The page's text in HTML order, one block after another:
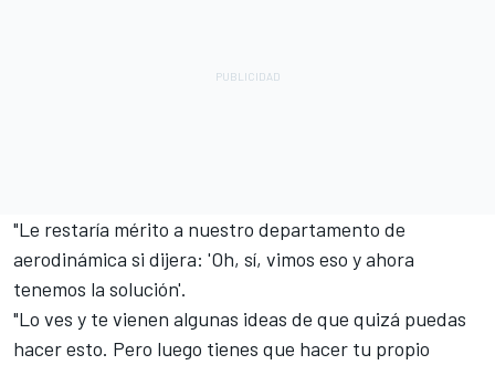
"Le restaría mérito a nuestro departamento de
aerodinámica si dijera: 'Oh, sí, vimos eso y ahora
tenemos la solución'.
"Lo ves y te vienen algunas ideas de que quizá puedas
hacer esto. Pero luego tienes que hacer tu propio